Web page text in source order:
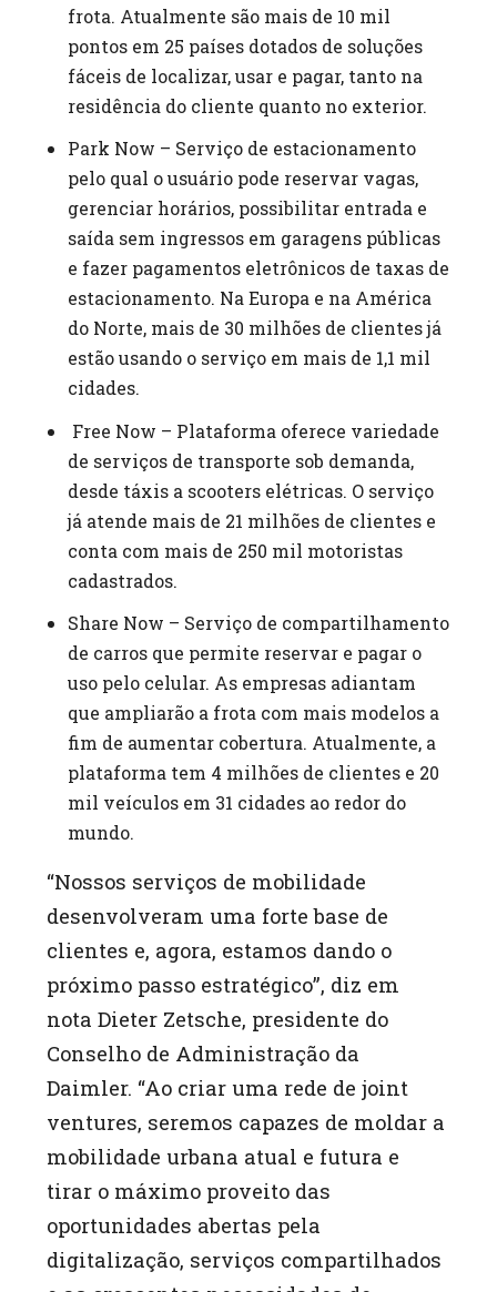
frota. Atualmente são mais de 10 mil
pontos em 25 países dotados de soluções
fáceis de localizar, usar e pagar, tanto na
residência do cliente quanto no exterior.
Park Now – Serviço de estacionamento
pelo qual o usuário pode reservar vagas,
gerenciar horários, possibilitar entrada e
saída sem ingressos em garagens públicas
e fazer pagamentos eletrônicos de taxas de
estacionamento. Na Europa e na América
do Norte, mais de 30 milhões de clientes já
estão usando o serviço em mais de 1,1 mil
cidades.
Free Now – Plataforma oferece variedade
de serviços de transporte sob demanda,
desde táxis a scooters elétricas. O serviço
já atende mais de 21 milhões de clientes e
conta com mais de 250 mil motoristas
cadastrados.
Share Now – Serviço de compartilhamento
de carros que permite reservar e pagar o
uso pelo celular. As empresas adiantam
que ampliarão a frota com mais modelos a
fim de aumentar cobertura. Atualmente, a
plataforma tem 4 milhões de clientes e 20
mil veículos em 31 cidades ao redor do
mundo.
“Nossos serviços de mobilidade
desenvolveram uma forte base de
clientes e, agora, estamos dando o
próximo passo estratégico”, diz em
nota Dieter Zetsche, presidente do
Conselho de Administração da
Daimler. “Ao criar uma rede de joint
ventures, seremos capazes de moldar a
mobilidade urbana atual e futura e
tirar o máximo proveito das
oportunidades abertas pela
digitalização, serviços compartilhados